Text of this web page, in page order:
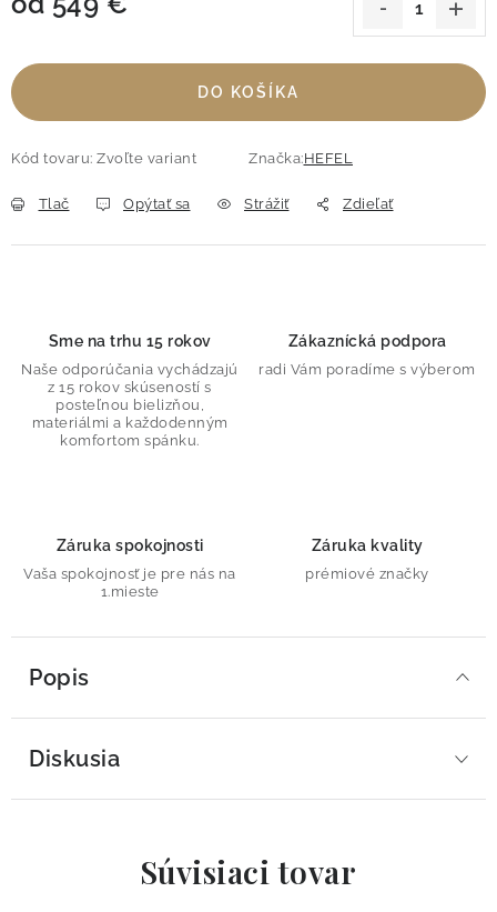
DO KOŠÍKA
Kód tovaru: Zvoľte variant Značka:HEFEL
Tlač Opýtať sa Strážiť Zdieľať
Sme na trhu 15 rokov
Naše odporúčania vychádzajú
z 15 rokov skúseností s
posteľnou bielizňou,
materiálmi a každodenným
komfortom spánku.
Zákaznícká podpora
radi Vám poradíme s výberom
Záruka spokojnosti
Vaša spokojnosť je pre nás na
1.mieste
Záruka kvality
prémiové značky
Popis
Diskusia
Súvisiaci tovar